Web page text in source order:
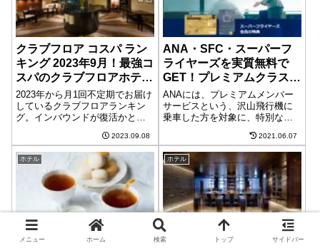
クラブフロア コスパ ラン
キング 2023年9月！最強コ
スパのクラブフロアホテル
はこちら！
2023年から月1回不定期でお届け
しているクラブフロアランキン
グ。インバウンドが復活かと思
雲立ち込める状況に。とは言
え、国家間の問題とは別に、観
光客の推移はそこまで大きな変
動もなさそうです。サマーセー
ルが終わり、...
2023.09.08
ANA・SFC・スーパーフ
ライヤーズを実質無料で
GET！プレミアムクラスで
快適に！2021年SFC修行
徹底解説！
ANAには、プレミアムメンバー
サービスという、沢山飛行機に
乗車した方を対象に、特別なサ
なプレミアムメンバーサービス
の一部を半永久的に受ける事が
出来る資格。「スーパーフライ
ヤーズ会員」(以下SFC)今回は、
2021...
2021.06.07
ホテル
落ち着いた雰囲気のホテル
ホテル
おすすめホテルバー4選 東
メニュー ホーム 検索 トップ サイドバー